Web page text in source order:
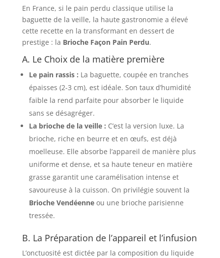
En France, si le pain perdu classique utilise la
baguette de la veille, la haute gastronomie a élevé
cette recette en la transformant en dessert de
prestige : la Brioche Façon Pain Perdu.
A. Le Choix de la matière première
Le pain rassis : La baguette, coupée en tranches
épaisses (2-3 cm), est idéale. Son taux d’humidité
faible la rend parfaite pour absorber le liquide
sans se désagréger.
La brioche de la veille : C’est la version luxe. La
brioche, riche en beurre et en œufs, est déjà
moelleuse. Elle absorbe l’appareil de manière plus
uniforme et dense, et sa haute teneur en matière
grasse garantit une caramélisation intense et
savoureuse à la cuisson. On privilégie souvent la
Brioche Vendéenneou une brioche parisienne
tressée.
B. La Préparation de l’appareil et l’infusion
L’onctuosité est dictée par la composition du liquide